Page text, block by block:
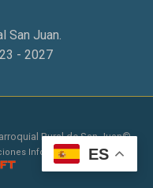
San Juan.
- 2027
Rural de San Juan©.
Informáticas © 2026
ES